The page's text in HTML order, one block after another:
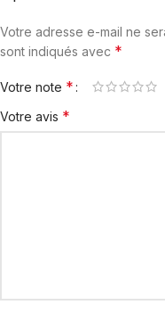
Votre adresse e-mail ne
sont indiqués avec *
Votre note *
Votre avis *